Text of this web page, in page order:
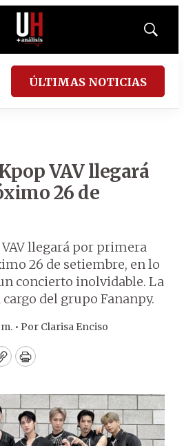
Mostrar
ÚLTIMAS NOTICIAS
VAV llegará
26 de
llegará por primera
26 de setiembre, en lo
concierto inolvidable. La
del grupo Fananpy.
• Por Clarisa Enciso
CopyPrint